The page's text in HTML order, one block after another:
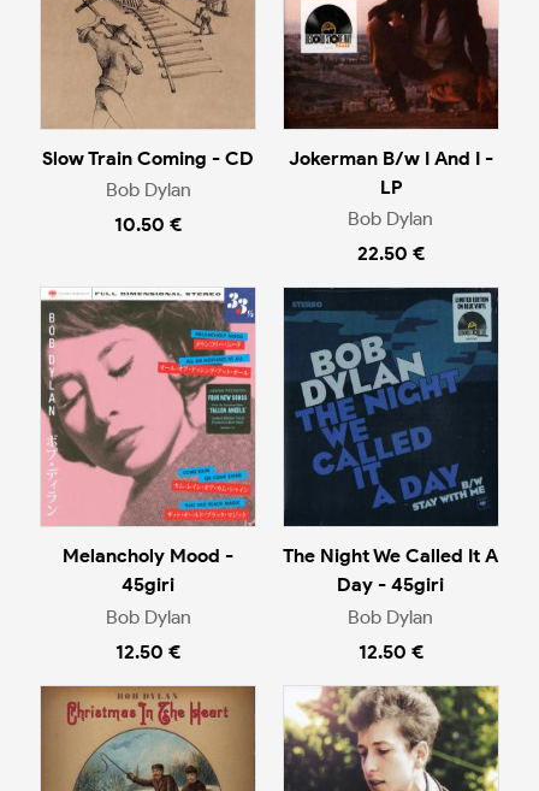
Slow Train Coming - CD
Bob Dylan
10.50 €
Jokerman B/w I And I -
LP
Bob Dylan
22.50 €
Melancholy Mood -
45giri
Bob Dylan
12.50 €
The Night We Called It A
Day - 45giri
Bob Dylan
12.50 €